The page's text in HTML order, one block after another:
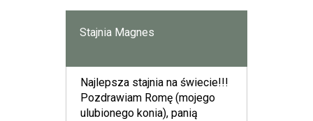
Stajnia Magnes
Najlepsza stajnia na świecie!!!
Pozdrawiam Romę (mojego
ulubionego konia), panią